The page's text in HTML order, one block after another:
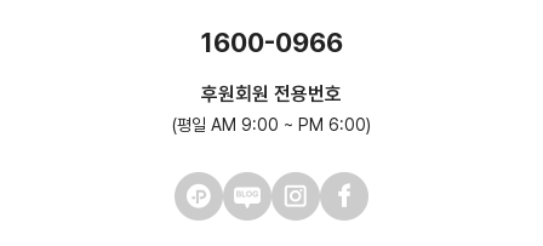
1600-0966
후원회원 전용번호
(평일 AM 9:00 ~ PM 6:00)